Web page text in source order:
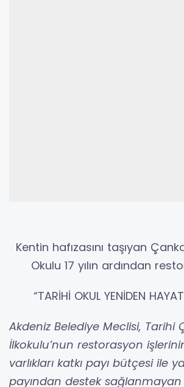
Kentin hafızasını taşıyan
Okulu 17 yılın ardından
“TARİHİ OKUL YENİDEN
Akdeniz Belediye Meclisi, Tarihi
İlkokulu’nun restorasyon
varlıkları katkı payı bütçesi ile
payından destek sağlanmayan